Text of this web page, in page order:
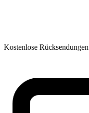
Kostenlose Rücksendungen